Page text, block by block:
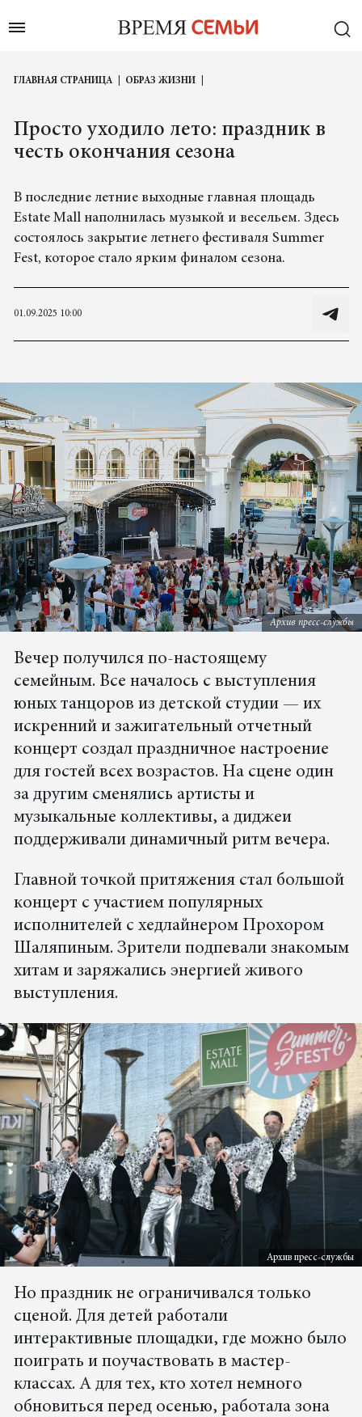
ГЛАВНАЯ СТРАНИЦА ОБРАЗ ЖИЗНИ
Просто уходило лето: праздник в
честь окончания сезона
В последние летние выходные главная площадь
Estate Mall наполнилась музыкой и весельем. Здесь
состоялось закрытие летнего фестиваля Summer
Fest, которое стало ярким финалом сезона.
01.09.2025 10:00
Архив пресс-службы
Вечер получился по-настоящему
семейным. Все началось с выступления
юных танцоров из детской студии — их
искренний и зажигательный отчетный
концерт создал праздничное настроение
для гостей всех возрастов. На сцене один
за другим сменялись артисты и
музыкальные коллективы, а диджеи
поддерживали динамичный ритм вечера.
Главной точкой притяжения стал большой
концерт с участием популярных
исполнителей с хедлайнером Прохором
Шаляпиным. Зрители подпевали знакомым
хитам и заряжались энергией живого
выступления.
Архив пресс-службы
Но праздник не ограничивался только
сценой. Для детей работали
интерактивные площадки, где можно было
поиграть и поучаствовать в мастер-
классах. А для тех, кто хотел немного
обновиться перед осенью, работала зона